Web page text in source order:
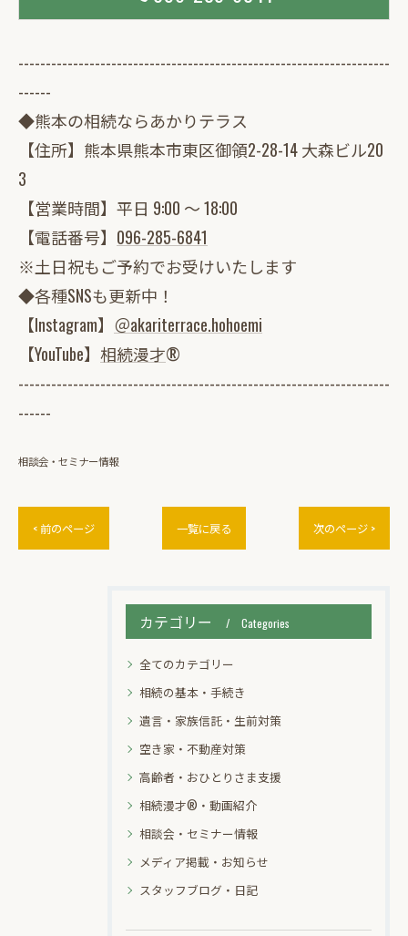
--------------------------------------------------------------------
------
◆熊本の相続ならあかりテラス
【住所】熊本県熊本市東区御領2-28-14 大森ビル20
3
【営業時間】平日 9:00 ～ 18:00
【電話番号】 096-285-6841
※土日祝もご予約でお受けいたします
◆各種SNSも更新中！
【Instagram】 ＠akariterrace.hohoemi
【YouTube】 相続漫才®
--------------------------------------------------------------------
------
相談会・セミナー情報
< 前のページ 一覧に戻る 次のページ >
カテゴリー Categories
全てのカテゴリー
相続の基本・手続き
遺言・家族信託・生前対策
空き家・不動産対策
高齢者・おひとりさま支援
相続漫才®・動画紹介
相談会・セミナー情報
メディア掲載・お知らせ
スタッフブログ・日記